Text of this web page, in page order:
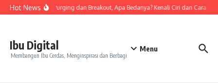
Skip to content
Hot News
Tanda Skin Purging dan Breakout, Apa Bedanya? Kenali Ciri dan Cara
Ibu Digital
Membangun Ibu Cerdas, Menginspirasi dan Berbagi
Menu